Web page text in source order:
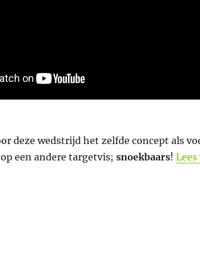
deze wedstrijd het zelfde concept als
een andere targetvis; snoekbaars!